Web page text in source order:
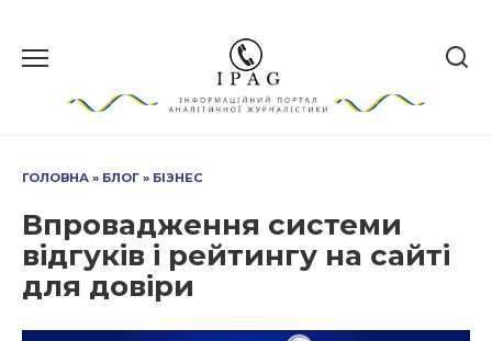
вмісту
ГОЛОВНА » БЛОГ » БІЗНЕС
Впровадження системи
відгуків і рейтингу на сайті
для довіри